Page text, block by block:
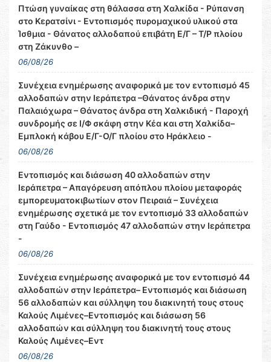
Πτώση γυναίκας στη θάλασσα στη Χαλκίδα - Ρύπανση
στο Κερατσίνι - Εντοπισμός πυρομαχικού υλικού στα
Ίσθμια - Θάνατος αλλοδαπού επιβάτη Ε/Γ – Τ/Ρ πλοίου
στη Ζάκυνθο –
06/08/26
Συνέχεια ενημέρωσης αναφορικά με τον εντοπισμό 45
αλλοδαπών στην Ιεράπετρα –Θάνατος άνδρα στην
Παλαιόχωρα – Θάνατος άνδρα στη Χαλκιδική - Παροχή
συνδρομής σε Ι/Φ σκάφη στην Κέα και στη Χαλκίδα–
Εμπλοκή κάβου Ε/Γ-Ο/Γ πλοίου στο Ηράκλειο -
06/08/26
Εντοπισμός και διάσωση 40 αλλοδαπών στην
Ιεράπετρα – Απαγόρευση απόπλου πλοίου μεταφοράς
εμπορευματοκιβωτίων στον Πειραιά – Συνέχεια
ενημέρωσης σχετικά με τον εντοπισμό 33 αλλοδαπών
στη Γαύδο - Εντοπισμός 47 αλλοδαπών στην Ιεράπετρα
-
06/08/26
Συνέχεια ενημέρωσης αναφορικά με τον εντοπισμό 44
αλλοδαπών στην Ιεράπετρα– Εντοπισμός και διάσωση
56 αλλοδαπών και σύλληψη του διακινητή τους στους
Καλούς Λιμένες–Εντοπισμός και διάσωση 56
αλλοδαπών και σύλληψη του διακινητή τους στους
Καλούς Λιμένες–Εντ
06/08/26